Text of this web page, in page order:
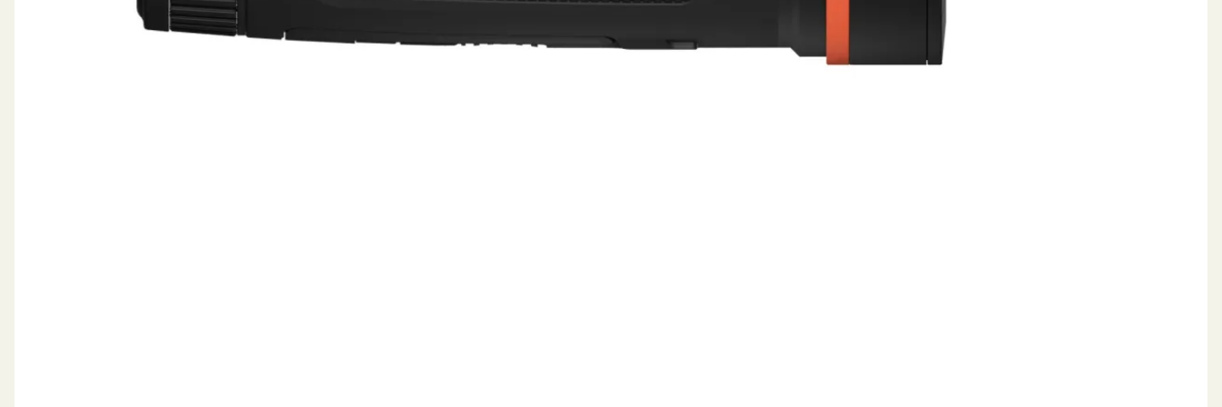
andes vabaduse kasutada seadet nii kaua kui vaja ning võimaldades keskenduda jahile ilma katkestusteta.